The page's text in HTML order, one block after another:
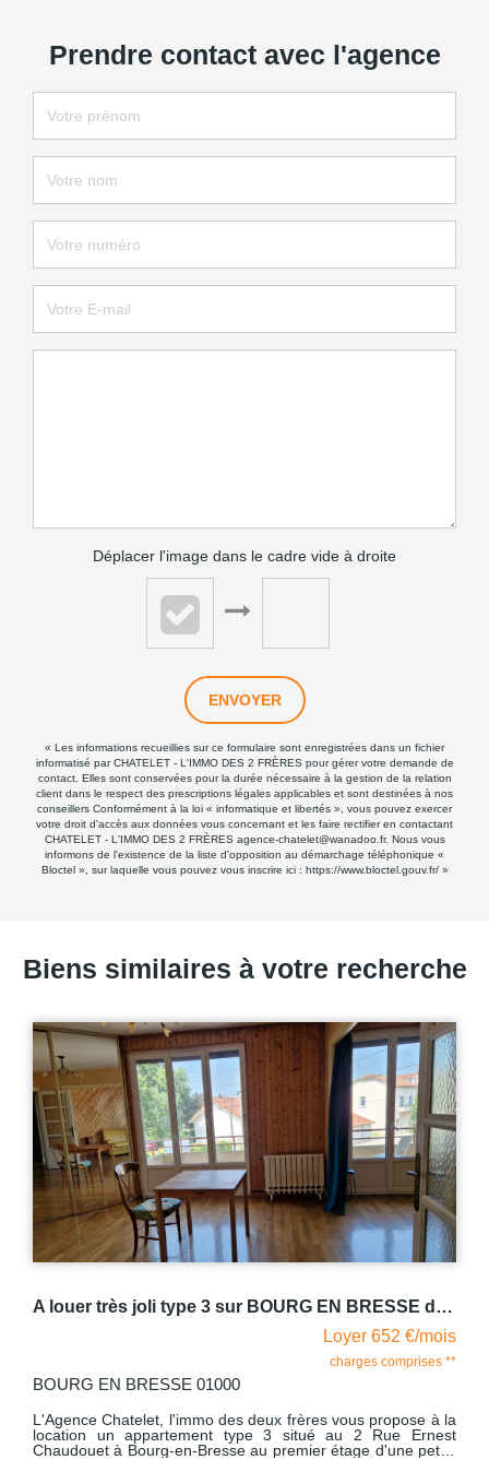
Prendre contact avec l'agence
Déplacer l'image dans le cadre vide à droite
ENVOYER
« Les informations recueillies sur ce formulaire sont enregistrées dans un fichier
informatisé par CHATELET - L'IMMO DES 2 FRÈRES pour gérer votre demande de
contact. Elles sont conservées pour la durée nécessaire à la gestion de la relation
client dans le respect des prescriptions légales applicables et sont destinées à nos
conseillers Conformément à la loi « informatique et libertés », vous pouvez exercer
votre droit d'accès aux données vous concernant et les faire rectifier en contactant
CHATELET - L'IMMO DES 2 FRÈRES agence-chatelet@wanadoo.fr. Nous vous
informons de l'existence de la liste d'opposition au démarchage téléphonique «
Bloctel », sur laquelle vous pouvez vous inscrire ici : https://www.bloctel.gouv.fr/»
Biens similaires à votre recherche
A louer très joli type 3 sur BOURG EN BRESSE de 64.70 m2
Loyer 652 €/mois
charges comprises **
BOURG EN BRESSE 01000
L'Agence Chatelet, l'immo des deux frères vous propose à la
location un appartement type 3 situé au 2 Rue Ernest
Chaudouet à Bourg-en-Bresse au premier étage d'une petite